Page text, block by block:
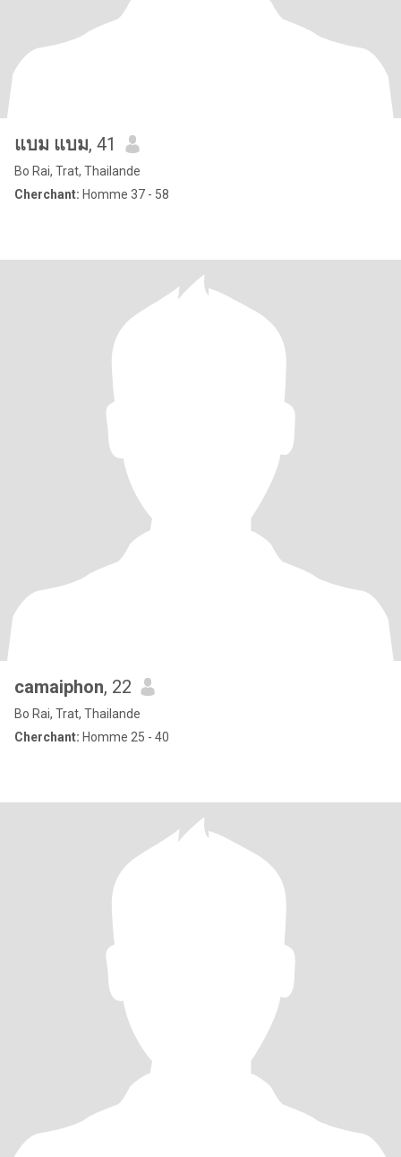
แบม แบม, 41
Bo Rai, Trat, Thailande
Cherchant: Homme 37 - 58
camaiphon, 22
Bo Rai, Trat, Thailande
Cherchant: Homme 25 - 40